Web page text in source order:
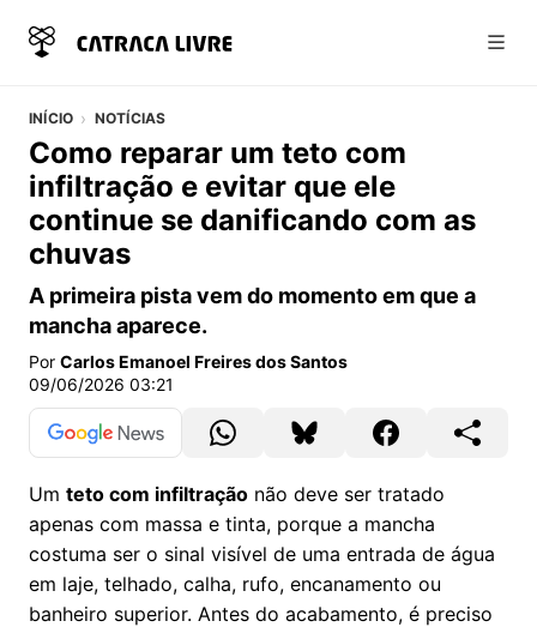
INÍCIO NOTÍCIAS
Como reparar um teto com
infiltração e evitar que ele
continue se danificando com as
chuvas
A primeira pista vem do momento em que a
mancha aparece.
Por Carlos Emanoel Freires dos Santos
09/06/2026 03:21
Um teto com infiltração não deve ser tratado
apenas com massa e tinta, porque a mancha
costuma ser o sinal visível de uma entrada de água
em laje, telhado, calha, rufo, encanamento ou
banheiro superior. Antes do acabamento, é preciso